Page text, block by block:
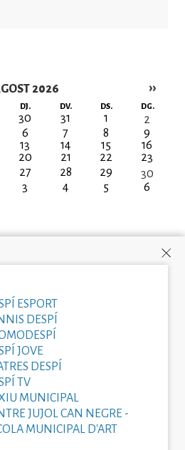
2026 ››
DJ. DV. DS. DG.
30 31 1
2
6 7 8
9
13 14 15
16
20 21 22
23
27 28 29
30
3 4 5 6
ESPORT
DESPÍ
JOVE
DESPÍ
TV
MUNICIPAL
JUJOL CAN NEGRE -
MUNICIPAL D'ART